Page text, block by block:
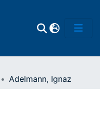
Adelmann, Ignaz